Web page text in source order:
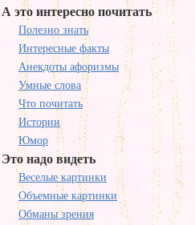
А это интересно почитать
Полезно знать
Интересные факты
Анекдоты афоризмы
Умные слова
Что почитать
Истории
Юмор
Это надо видеть
Веселые картинки
Объемные картинки
Обманы зрения